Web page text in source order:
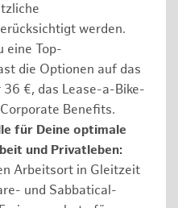
werden.
eine Top-
die Optionen auf das
€, das Lease-a-Bike-
Benefits.
für Deine optimale
und Privatleben:
Arbeitsort in Gleitzeit
und Sabbatical-